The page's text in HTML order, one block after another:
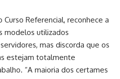
Curso Referencial, reconhece a
modelos utilizados
mas discorda que os
estejam totalmente
“A maioria dos certames